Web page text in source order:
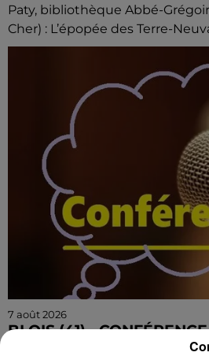
Paty, bibliothèque Abbé-
Cher) : L’épopée des Terre-
7 août 2026
BLOIS (41) -